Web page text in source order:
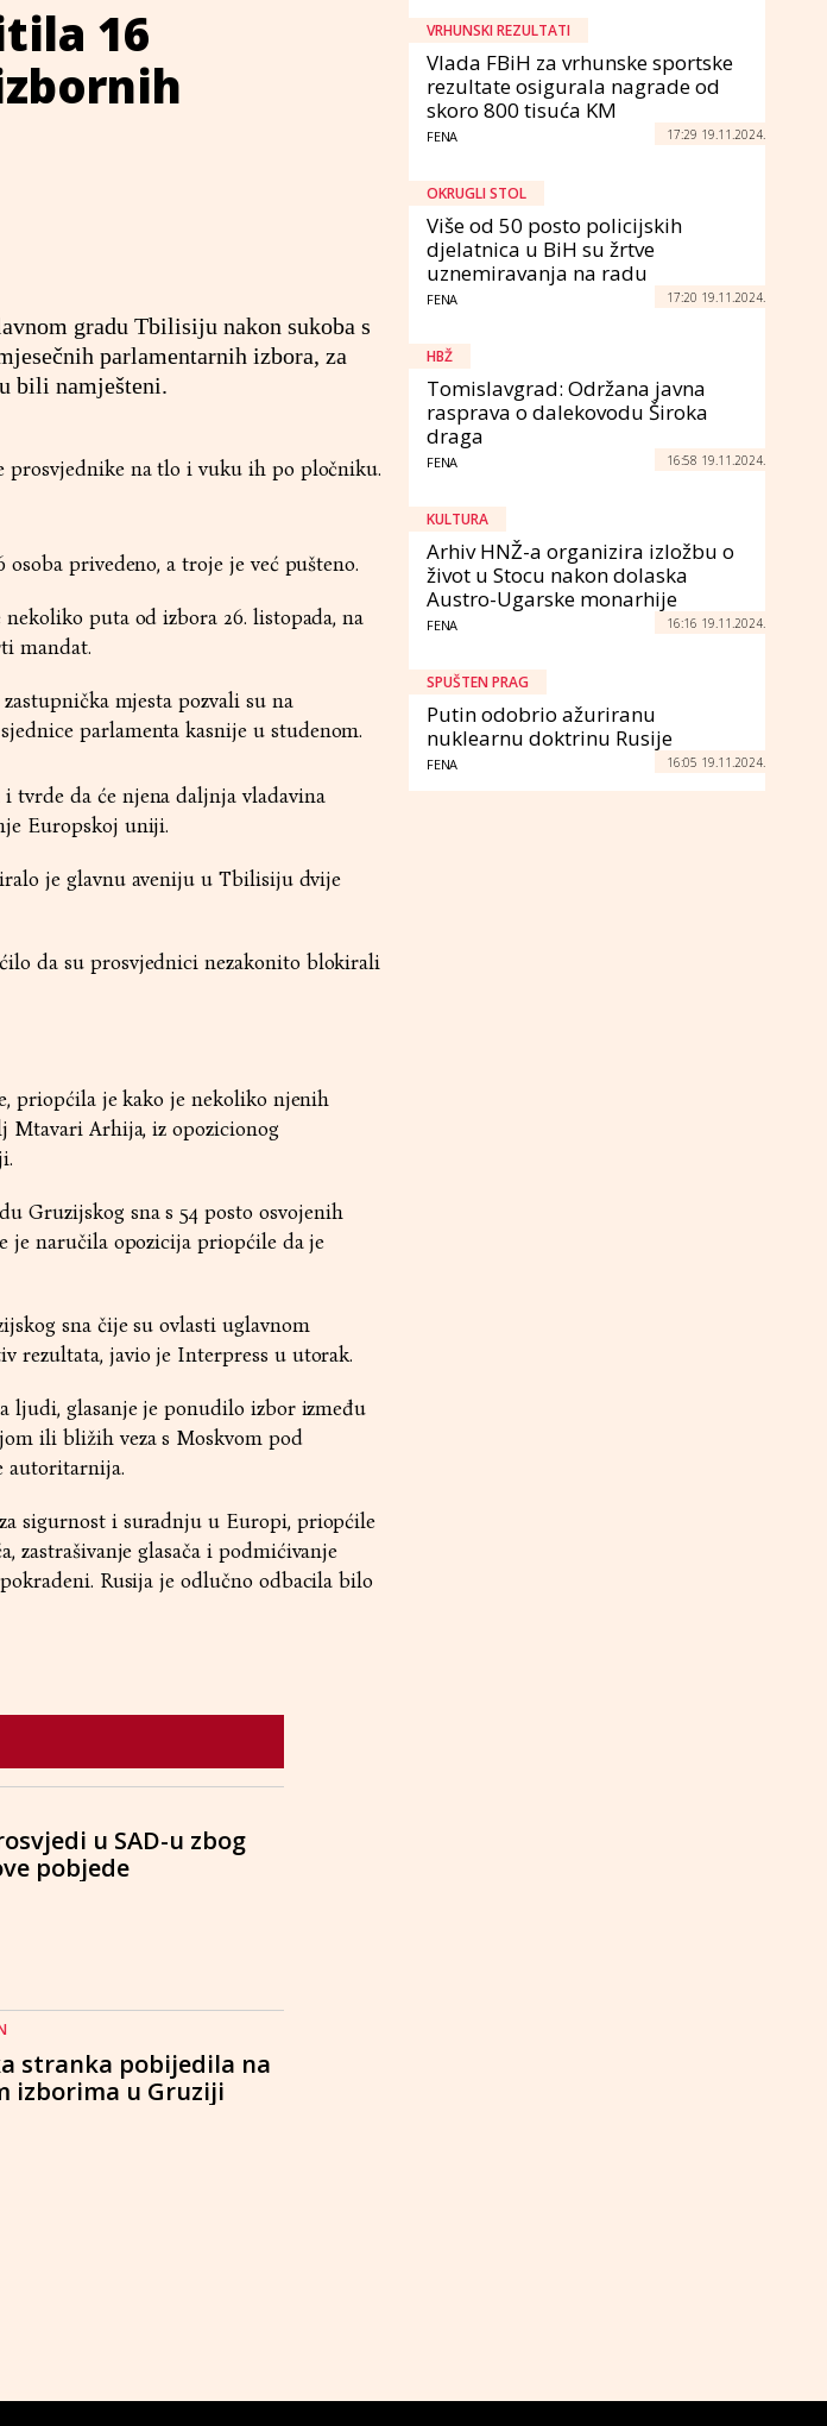
16
gradu Tbilisiju nakon sukoba s
parlamentarnih izbora, za
bili namješteni.
prosvjednike na tlo i vuku ih po pločniku.
privedeno, a troje je već pušteno.
puta od izbora 26. listopada, na
mandat.
mjesta pozvali su na
parlamenta kasnije u studenom.
tvrde da će njena daljnja vladavina
Europskoj uniji.
je glavnu aveniju u Tbilisiju dvije
da su prosvjednici nezakonito blokirali
priopćila je kako je nekoliko njenih
Mtavari Arhija, iz opozicionog
Gruzijskog sna s 54 posto osvojenih
je naručila opozicija priopćile da je
sna čije su ovlasti uglavnom
rezultata, javio je Interpress u utorak.
ljudi, glasanje je ponudilo izbor između
ili bližih veza s Moskvom pod
autoritarnija.
sigurnost i suradnju u Europi, priopćile
zastrašivanje glasača i podmićivanje
Rusija je odlučno odbacila bilo
u SAD-u zbog
pobjede
stranka pobijedila na
izborima u Gruziji
VRHUNSKI REZULTATI
Vlada FBiH za vrhunske sportske
rezultate osigurala nagrade od
skoro 800 tisuća KM
FENA 17:29 19.11.2024.
OKRUGLI STOL
Više od 50 posto policijskih
djelatnica u BiH su žrtve
uznemiravanja na radu
FENA 17:20 19.11.2024.
HBŽ
Tomislavgrad: Održana javna
rasprava o dalekovodu Široka
draga
FENA 16:58 19.11.2024.
KULTURA
Arhiv HNŽ-a organizira izložbu o
život u Stocu nakon dolaska
Austro-Ugarske monarhije
FENA 16:16 19.11.2024.
SPUŠTEN PRAG
Putin odobrio ažuriranu
nuklearnu doktrinu Rusije
FENA 16:05 19.11.2024.